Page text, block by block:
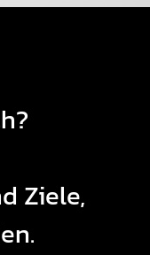
Ziele,